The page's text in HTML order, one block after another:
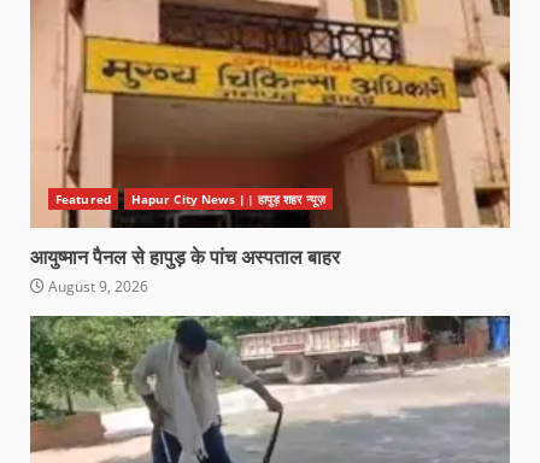
Featured Hapur City News || हापुड़ शहर न्यूज़
आयुष्मान पैनल से हापुड़ के पांच अस्पताल बाहर
August 9, 2026